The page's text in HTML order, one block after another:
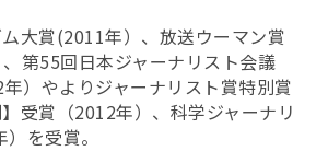
大賞(2011年）、放送ウーマン賞
第55回日本ジャーナリスト会議
年）やよりジャーナリスト賞特別賞
】受賞（2012年）、科学ジャーナリ
を受賞。